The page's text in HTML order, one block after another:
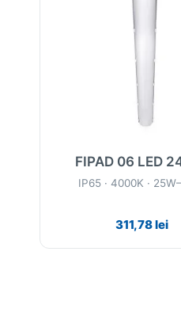
FIPAD 06 LED
IP65 · 4000K ·
311,78lei